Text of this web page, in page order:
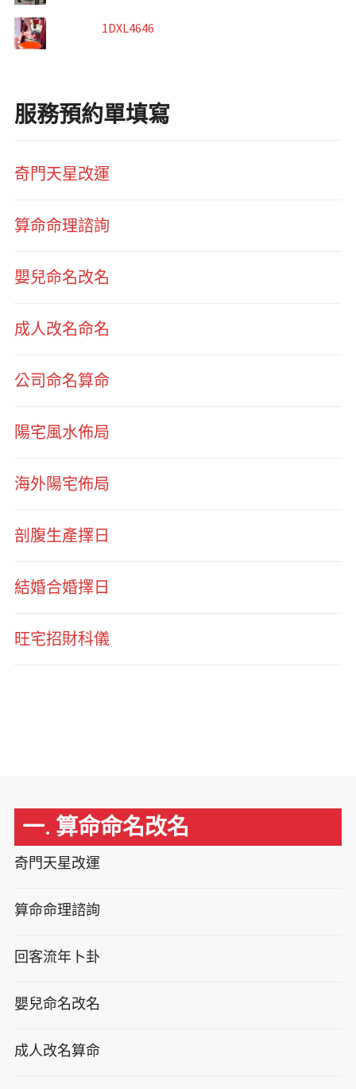
1DXL4646
服務預約單填寫
奇門天星改運
算命命理諮詢
嬰兒命名改名
成人改名命名
公司命名算命
陽宅風水佈局
海外陽宅佈局
剖腹生產擇日
結婚合婚擇日
旺宅招財科儀
一. 算命命名改名
奇門天星改運
算命命理諮詢
回客流年卜卦
嬰兒命名改名
成人改名算命